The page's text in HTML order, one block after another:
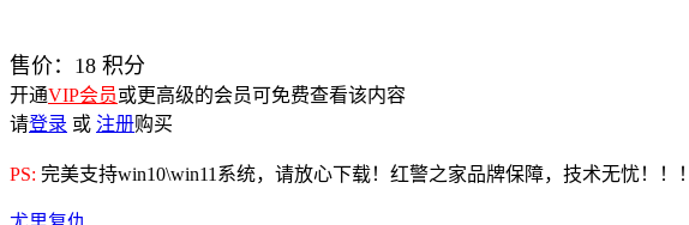
售价： 18 积分
开通VIP会员或更高级的会员可免费查看该内容
请登录 或 注册购买
PS: 完美支持win10\win11系统，请放心下载！红警之家品牌保障，技术无忧！！！